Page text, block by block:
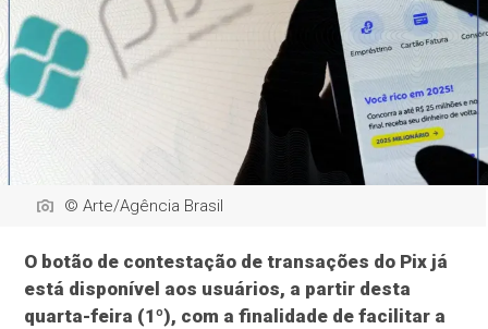
© Arte/Agência Brasil
O botão de contestação de transações do Pix já
está disponível aos usuários, a partir desta
quarta-feira (1º), com a finalidade de facilitar a